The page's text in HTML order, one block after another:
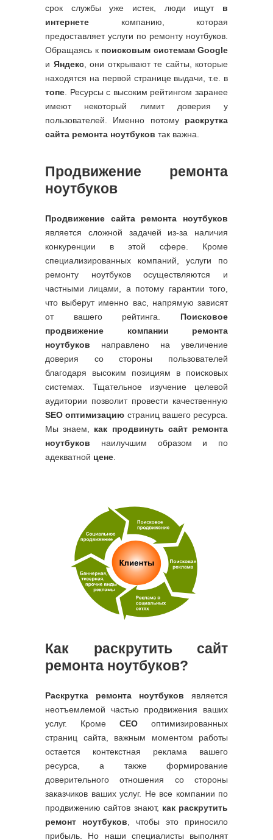
срок службы уже истек, люди ищут в
интернете компанию, которая
предоставляет услуги по ремонту ноутбуков.
Обращаясь к поисковым системам Google
и Яндекс, они открывают те сайты, которые
находятся на первой странице выдачи, т.е. в
топе . Ресурсы с высоким рейтингом заранее
имеют некоторый лимит доверия у
пользователей. Именно потому раскрутка
сайта ремонта ноутбуков так важна.
Продвижение ремонта
ноутбуков
Продвижение сайта ремонта ноутбуков
является сложной задачей из-за наличия
конкуренции в этой сфере. Кроме
специализированных компаний, услуги по
ремонту ноутбуков осуществляются и
частными лицами, а потому гарантии того,
что выберут именно вас, напрямую зависят
от вашего рейтинга. Поисковое
продвижение компании ремонта
ноутбуков направлено на увеличение
доверия со стороны пользователей
благодаря высоким позициям в поисковых
системах. Тщательное изучение целевой
аудитории позволит провести качественную
SEO оптимизацию страниц вашего ресурса.
Мы знаем, как продвинуть сайт ремонта
ноутбуков наилучшим образом и по
адекватной цене
Как раскрутить сайт
ремонта ноутбуков?
Раскрутка ремонта ноутбуков является
неотъемлемой частью продвижения ваших
услуг. Кроме СЕО оптимизированных
страниц сайта, важным моментом работы
остается контекстная реклама вашего
ресурса, а также формирование
доверительного отношения со стороны
заказчиков ваших услуг. Не все компании по
продвижению сайтов знают, как раскрутить
ремонт ноутбуков, чтобы это приносило
прибыль. Но наши специалисты выполнят